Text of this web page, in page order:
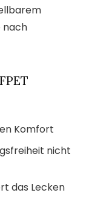
nach
Komfort
nicht
das Lecken